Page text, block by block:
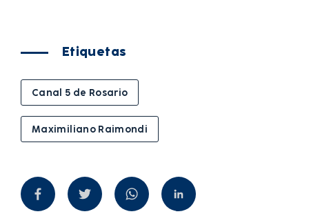
Etiquetas
Canal 5 de Rosario
Maximiliano Raimondi